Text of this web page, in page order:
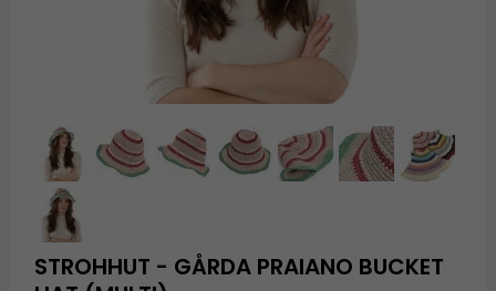
STROHHUT - GÅRDA PRAIANO BUCKET